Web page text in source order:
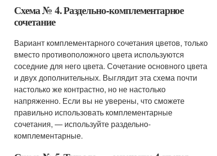
Схема № 4. Раздельно-комплементарное
сочетание
Вариант комплементарного сочетания цветов, только
вместо противоположного цвета используются
соседние для него цвета. Сочетание основного цвета
и двух дополнительных. Выглядит эта схема почти
настолько же контрастно, но не настолько
напряженно. Если вы не уверены, что сможете
правильно использовать комплементарные
сочетания, — используйте раздельно-
комплементарные.